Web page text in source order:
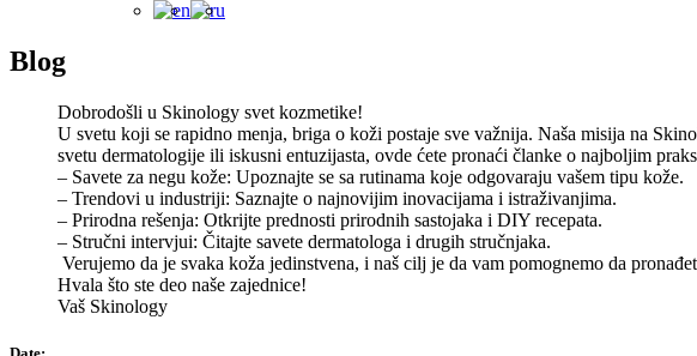
Blog
Dobrodošli u Skinology svet kozmetike!
U svetu koji se rapidno menja, briga o koži postaje sve važnija. Naša misija na
svetu dermatologije ili iskusni entuzijasta, ovde ćete pronaći članke o najboljim
– Savete za negu kože: Upoznajte se sa rutinama koje odgovaraju vašem tipu kože.
– Trendovi u industriji: Saznajte o najnovijim inovacijama i istraživanjima.
– Prirodna rešenja: Otkrijte prednosti prirodnih sastojaka i DIY recepata.
– Stručni intervjui: Čitajte savete dermatologa i drugih stručnjaka.
Verujemo da je svaka koža jedinstvena, i naš cilj je da vam pomognemo da
Hvala što ste deo naše zajednice!
Vaš Skinology